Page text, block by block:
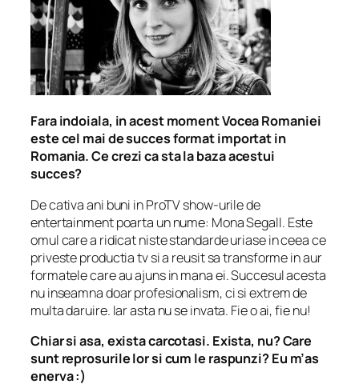
Fara indoiala, in acest moment Vocea Romaniei
este cel mai de succes format importat in
Romania. Ce crezi ca sta la baza acestui
succes?
De cativa ani buni in ProTV show-urile de
entertainment poarta un nume: Mona Segall. Este
omul care a ridicat niste standarde uriase in ceea ce
priveste productia tv si a reusit sa transforme in aur
formatele care au ajuns in mana ei. Succesul acesta
nu inseamna doar profesionalism, ci si extrem de
multa daruire. Iar asta nu se invata. Fie o ai, fie nu!
Chiar si asa, exista carcotasi. Exista, nu? Care
sunt reprosurile lor si cum le raspunzi? Eu m’as
enerva :)